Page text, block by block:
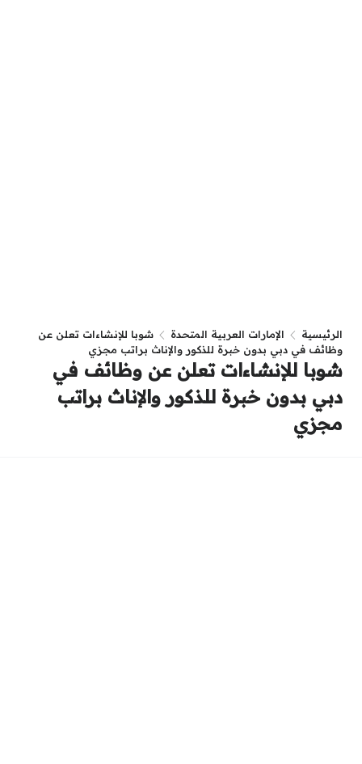
الرئيسية الإمارات العربية المتحدة
شوبا للإنشاءات تعلن عن
وظائف في دبي بدون خبرة للذكور والإناث براتب مجزي
شوبا للإنشاءات تعلن عن وظائف في
دبي بدون خبرة للذكور والإناث براتب
مجزي